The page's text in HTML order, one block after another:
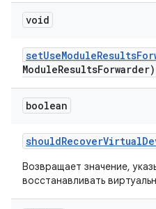
void
setUseModuleResults
ModuleResultsForwarder)
boolean
shouldRecoverVirtual
Возвращает значение,
восстанавливать